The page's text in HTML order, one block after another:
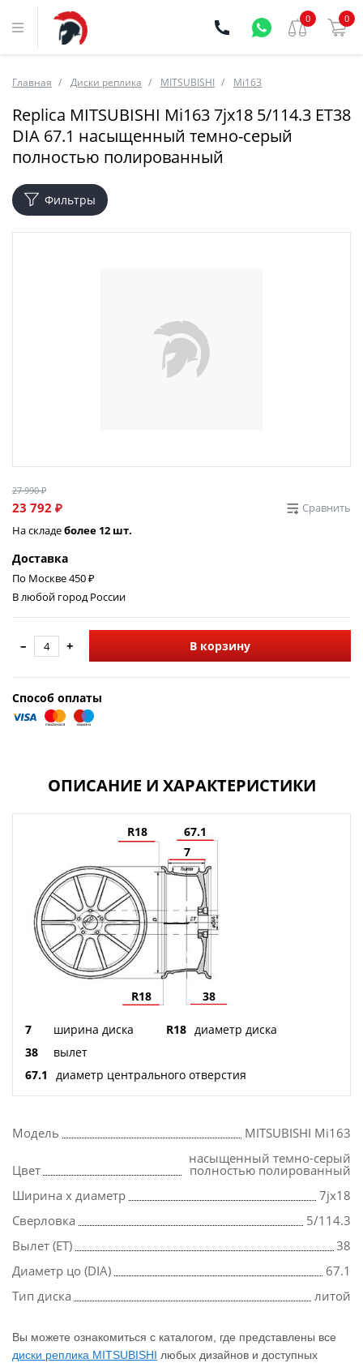
0 0
Главная Диски реплика MITSUBISHI Mi163
Replica MITSUBISHI Mi163 7jx18 5/114.3 ET38
DIA 67.1 насыщенный темно-серый
полностью полированный
Фильтры
27 990 ₽
23 792 ₽
Сравнить
На складеболее 12 шт.
Доставка
По Москве 450 ₽
В любой город России
– + В корзину
Способ оплаты
ОПИСАНИЕ И ХАРАКТЕРИСТИКИ
R18
67.1
7
R18 38
7 ширина диска R18 диаметр диска
38
вылет
67.1
диаметр центрального отверстия
Модель MITSUBISHI Mi163
Цвет
насыщенный темно-серый
полностью полированный
Ширина х диаметр
7jx18
Сверловка
5/114.3
Вылет (ET)
38
Диаметр цо (DIA)
67.1
Тип диска
литой
Вы можете ознакомиться с каталогом, где представлены все
диски реплика MITSUBISHI любых дизайнов и доступных